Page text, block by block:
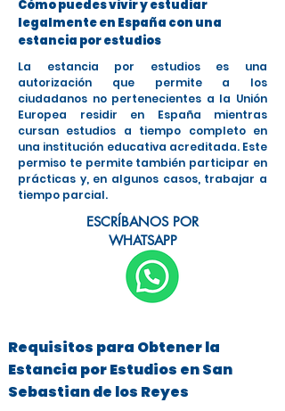
Cómo puedes vivir y estudiar
legalmente en España con una
estancia por estudios
La estancia por estudios es una
autorización que permite a los
ciudadanos no pertenecientes a la Unión
Europea residir en España mientras
cursan estudios a tiempo completo en
una institución educativa acreditada. Este
permiso te permite también participar en
prácticas y, en algunos casos, trabajar a
tiempo parcial.
ESCRÍBANOS POR
WHATSAPP
Requisitos para Obtener la
Estancia por Estudios en San
Sebastian de los Reyes